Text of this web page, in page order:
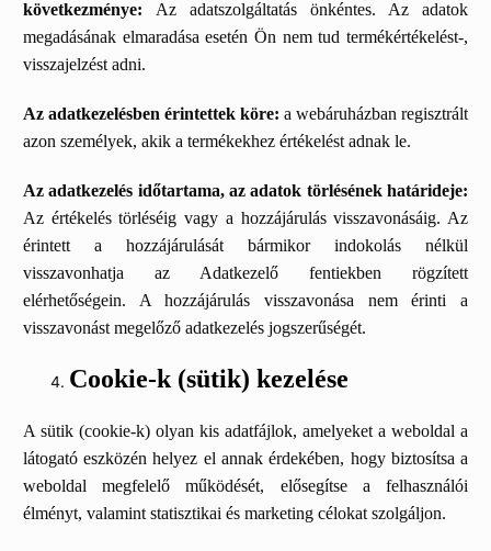
következménye:
Az adatszolgáltatás önkéntes. Az adatok
megadásának elmaradása esetén Ön nem tud termékértékelést-,
visszajelzést adni.
Az adatkezelésben érintettek köre:a webáruházban regisztrált
azon személyek, akik a termékekhez értékelést adnak le.
Az adatkezelés időtartama, az adatok törlésének határideje:
Az értékelés törléséig vagy a hozzájárulás visszavonásáig. Az
érintett a hozzájárulását bármikor indokolás nélkül
visszavonhatja az Adatkezelő fentiekben rögzített
elérhetőségein. A hozzájárulás visszavonása nem érinti a
visszavonást megelőző adatkezelés jogszerűségét.
Cookie-k (sütik) kezelése
A sütik (cookie-k) olyan kis adatfájlok, amelyeket a weboldal a
látogató eszközén helyez el annak érdekében, hogy biztosítsa a
weboldal megfelelő működését, elősegítse a felhasználói
élményt, valamint statisztikai és marketing célokat szolgáljon.